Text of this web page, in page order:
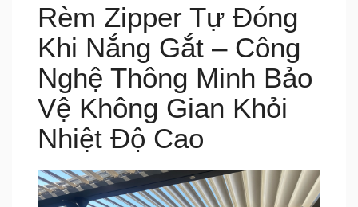
Rèm Zipper Tự Đóng
Khi Nắng Gắt – Công
Nghệ Thông Minh Bảo
Vệ Không Gian Khỏi
Nhiệt Độ Cao